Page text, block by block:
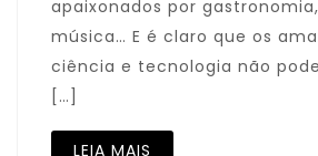
apaixonados por
música… E é claro que os
ciência e tecnologia não
[…]
LEIA MAIS